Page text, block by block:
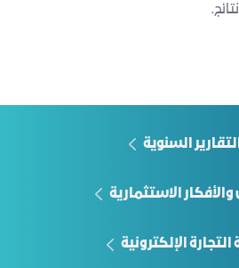
السنوية
الاستثمارية
التجارة الإلكترونية